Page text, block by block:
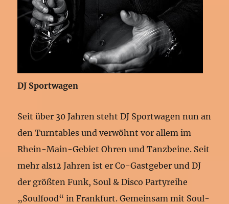
DJ Sportwagen
Seit über 30 Jahren steht DJ Sportwagen nun an
den Turntables und verwöhnt vor allem im
Rhein-Main-Gebiet Ohren und Tanzbeine. Seit
mehr als12 Jahren ist er Co-Gastgeber und DJ
der größten Funk, Soul & Disco Partyreihe
„Soulfood“ in Frankfurt. Gemeinsam mit Soul-